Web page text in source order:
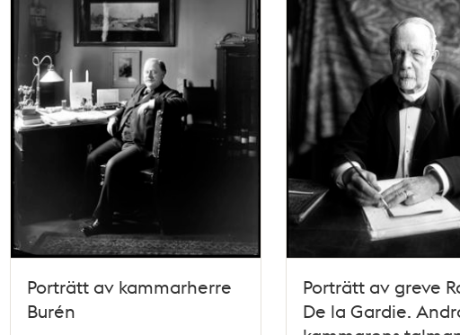
Porträtt av kammarherre
Burén
Porträtt av greve
De la Gardie.